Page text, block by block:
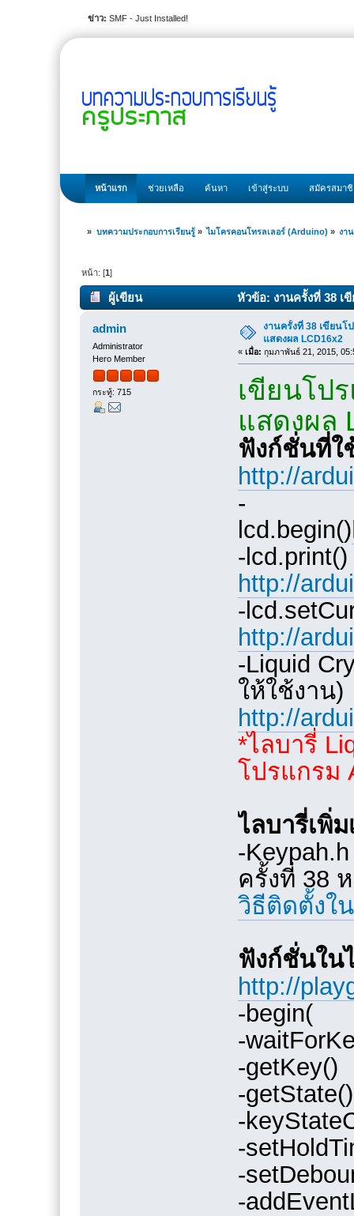
ข่าว: SMF - Just Installed!
หน้าแรก ช่วยเหลือ ค้นหา เข้าสู่ระบบ สมัครสมา
» บทความประกอบการเรียนรู้» ไมโครคอนโทรลเลอร์ (Arduino) » งา
หน้า: [1]
ผู้เขียน
หัวข้อ: งานครั้งที่ 38 เ
ครั้ง)
admin
Administrator
Hero Member
กระทู้: 715
งานครั้งที่ 38 เขียน
แสดงผล LCD16x2
« เมื่อ: กุมภาพันธ์ 21, 2015,
เขียนโป
แสดงผล
ฟังก์ชั่นที่ใ
http://
-
lcd.begin()
-lcd.print()
http://
-
http://
-Liquid
ให้ใช้งาน)
http://
*ไลบารี่
โปรแกรม
ไลบารี่เพิ่ม
-
ครั้งที่ 38
วิธีติดตั้งใ
ฟังก์ชั่นใน
http://
-begin(
-
-getKey()
-getState()
-
-
-
-